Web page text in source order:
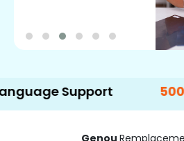
Support 500+
Genou